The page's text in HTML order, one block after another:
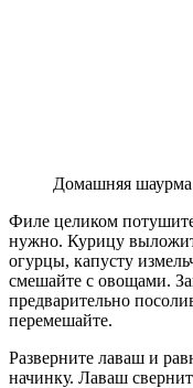
Домашняя шаурма
Филе целиком
нужно. Курицу
огурцы, капусту
смешайте с овощами.
предварительно
перемешайте.
Разверните лаваш и
начинку. Лаваш